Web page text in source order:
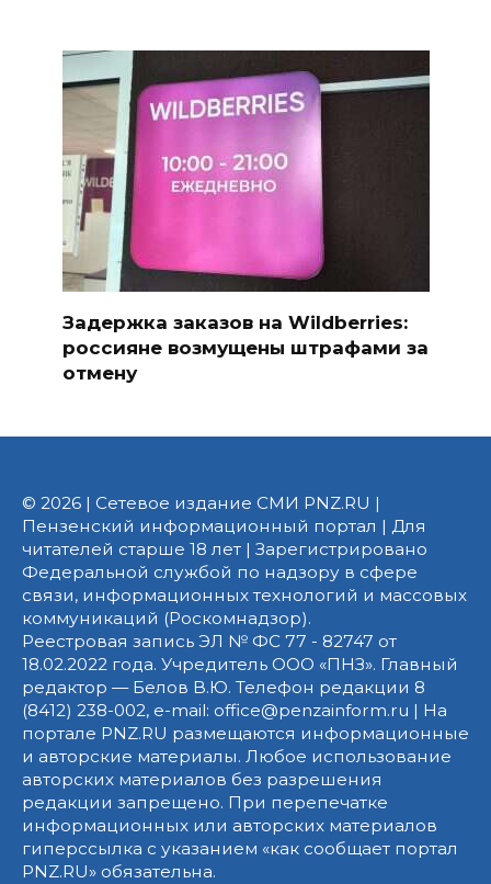
Задержка заказов на Wildberries:
россияне возмущены штрафами за
отмену
© 2026 | Сетевое издание СМИ PNZ.RU |
Пензенский информационный портал | Для
читателей старше 18 лет | Зарегистрировано
Федеральной службой по надзору в сфере
связи, информационных технологий и массовых
коммуникаций (Роскомнадзор).
Реестровая запись ЭЛ № ФС 77 - 82747 от
18.02.2022 года. Учредитель ООО «ПНЗ». Главный
редактор — Белов В.Ю. Телефон редакции 8
(8412) 238-002, e-mail: office@penzainform.ru | На
портале PNZ.RU размещаются информационные
и авторские материалы. Любое использование
авторских материалов без разрешения
редакции запрещено. При перепечатке
информационных или авторских материалов
гиперссылка с указанием «как сообщает портал
PNZ.RU» обязательна.